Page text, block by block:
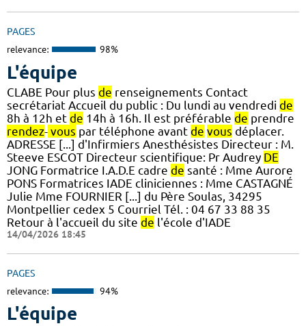
PAGES
relevance: 98%
L'équipe
CLABE Pour plus de renseignements Contact
secrétariat Accueil du public : Du lundi au vendredi de
8h à 12h et de 14h à 16h. Il est préférable de prendre
rendez- vous par téléphone avant de vous déplacer.
ADRESSE [...] d'Infirmiers Anesthésistes Directeur : M.
Steeve ESCOT Directeur scientifique: Pr Audrey DE
JONG Formatrice I.A.D.E cadre de santé : Mme Aurore
PONS Formatrices IADE cliniciennes : Mme CASTAGNÉ
Julie Mme FOURNIER [...] du Père Soulas, 34295
Montpellier cedex 5 Courriel Tél. : 04 67 33 88 35
Retour à l'accueil du site de l'école d'IADE
14/04/2026 18:45
PAGES
relevance: 94%
L'équipe